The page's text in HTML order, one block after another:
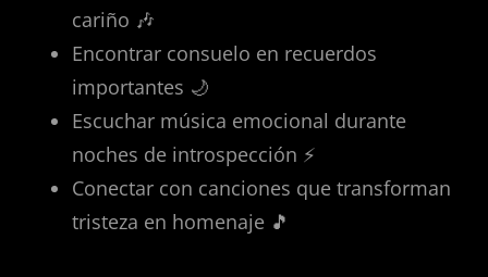
cariño 🎶
Encontrar consuelo en recuerdos
importantes 🌙
Escuchar música emocional durante
noches de introspección ⚡
Conectar con canciones que transforman
tristeza en homenaje 🎵